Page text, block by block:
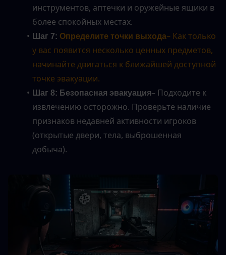
инструментов, аптечки и оружейные ящики в
более спокойных местах.
Шаг 7: Определите точки выхода– Как только
у вас появится несколько ценных предметов,
начинайте двигаться к ближайшей доступной
точке эвакуации.
Шаг 8: Безопасная эвакуация– Подходите к
извлечению осторожно. Проверьте наличие
признаков недавней активности игроков
(открытые двери, тела, выброшенная
добыча).